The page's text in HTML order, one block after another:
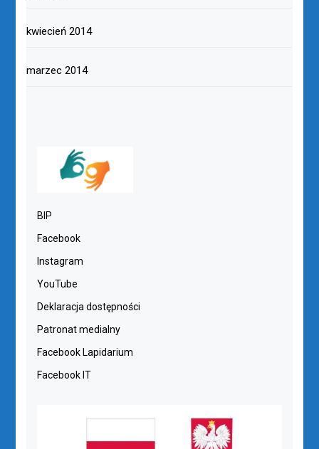
kwiecień 2014
marzec 2014
BIP
Facebook
Instagram
YouTube
Deklaracja dostępności
Patronat medialny
Facebook Lapidarium
Facebook IT